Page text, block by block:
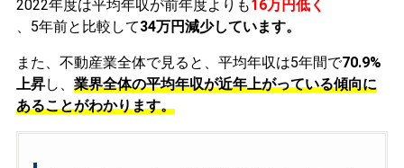
2022年度は平均年収が前年度よりも16万円低く
、5年前と比較して34万円減少しています。
また、不動産業全体で見ると、平均年収は5年間で70.9%
上昇し、 業界全体の平均年収が近年上がっている傾向に
あることがわかります。